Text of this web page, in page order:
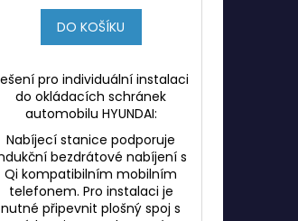
DO KOŠÍKU
pro individuální instalaci
do okládacích schránek
automobilu HYUNDAI:
Nabíjecí stanice podporuje
bezdrátové nabíjení s
Qi kompatibilním mobilním
telefonem. Pro instalaci je
nutné připevnit plošný spoj s